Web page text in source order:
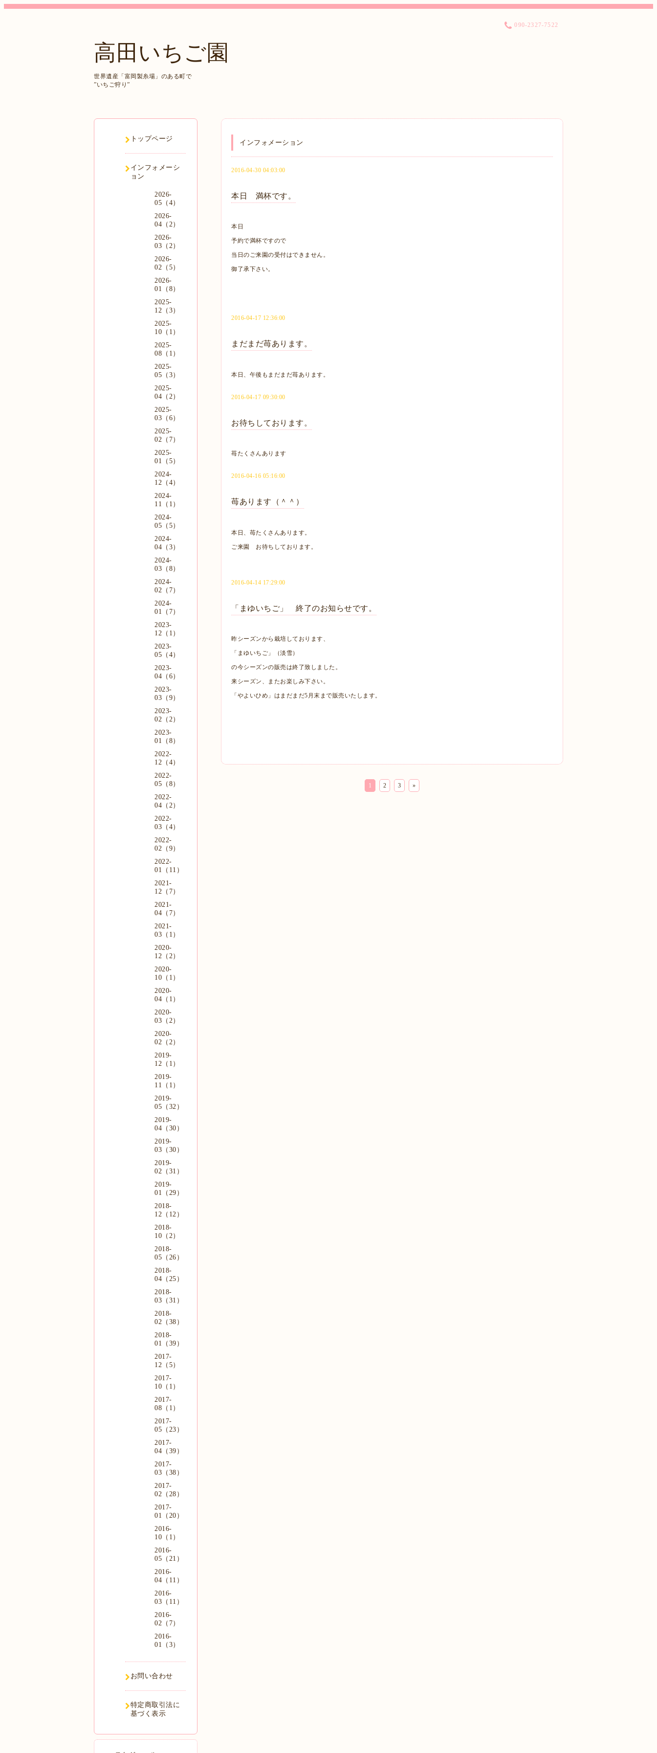
高田いちご園
世界遺産「富岡製糸場」のある町で
”いちご狩り”
090-2327-7522
インフォメーション
2016-04-30 04:03:00
本日 満杯です。
本日
予約で満杯ですので
当日のご来園の受付はできません。
御了承下さい。
2016-04-17 12:36:00
まだまだ苺あります。
本日、午後もまだまだ苺あります。
2016-04-17 09:30:00
お待ちしております。
苺たくさんあります
2016-04-16 05:16:00
苺あります（＾＾）
本日、苺たくさんあります。
ご来園 お待ちしております。
2016-04-14 17:29:00
「まゆいちご」 終了のお知らせです。
昨シーズンから栽培しております、
「まゆいちご」（淡雪）
の今シーズンの販売は終了致しました。
来シーズン、またお楽しみ下さい。
「やよいひめ」はまだまだ5月末まで販売いたします。
1 2 3 »
トップページ
インフォメーシ
ョン
2026-
05（4）
2026-
04（2）
2026-
03（2）
2026-
02（5）
2026-
01（8）
2025-
12（3）
2025-
10（1）
2025-
08（1）
2025-
05（3）
2025-
04（2）
2025-
03（6）
2025-
02（7）
2025-
01（5）
2024-
12（4）
2024-
11（1）
2024-
05（5）
2024-
04（3）
2024-
03（8）
2024-
02（7）
2024-
01（7）
2023-
12（1）
2023-
05（4）
2023-
04（6）
2023-
03（9）
2023-
02（2）
2023-
01（8）
2022-
12（4）
2022-
05（8）
2022-
04（2）
2022-
03（4）
2022-
02（9）
2022-
01（11）
2021-
12（7）
2021-
04（7）
2021-
03（1）
2020-
12（2）
2020-
10（1）
2020-
04（1）
2020-
03（2）
2020-
02（2）
2019-
12（1）
2019-
11（1）
2019-
05（32）
2019-
04（30）
2019-
03（30）
2019-
02（31）
2019-
01（29）
2018-
12（12）
2018-
10（2）
2018-
05（26）
2018-
04（25）
2018-
03（31）
2018-
02（38）
2018-
01（39）
2017-
12（5）
2017-
10（1）
2017-
08（1）
2017-
05（23）
2017-
04（39）
2017-
03（38）
2017-
02（28）
2017-
01（20）
2016-
10（1）
2016-
05（21）
2016-
04（11）
2016-
03（11）
2016-
02（7）
2016-
01（3）
お問い合わせ
特定商取引法に
基づく表示